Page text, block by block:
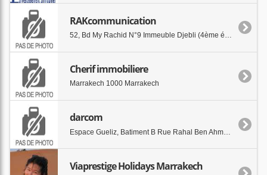
RAKcommunication
52, Bd My Rachid N°9 Immeuble Djebli (4ème étage) 40000 marrakech
Cherif immobiliere
Marrakech 1000 Marrakech
darcom
Viaprestige Holidays Marrakech